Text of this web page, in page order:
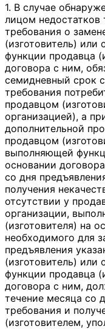
1. В случае
лицом недостатков
требования о
(изготовитель) или
функции продавца
договора с ним,
семидневный срок
требования
продавцом
организацией), а
дополнительной
продавцом
выполняющей
основании
со дня
получения
отсутствии у
организации,
(изготовителя) на
необходимого для
предъявления
(изготовитель) или
функции продавца
договора с ним,
течение месяца со
требования и
(изготовителем,